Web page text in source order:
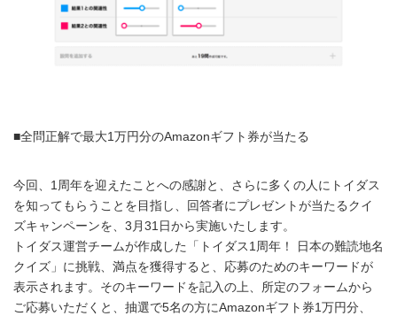
■全問正解で最大1万円分のAmazonギフト券が当たる
今回、1周年を迎えたことへの感謝と、さらに多くの人にトイダス
を知ってもらうことを目指し、回答者にプレゼントが当たるクイ
ズキャンペーンを、3月31日から実施いたします。
トイダス運営チームが作成した「トイダス1周年！ 日本の難読地名
クイズ」に挑戦、満点を獲得すると、応募のためのキーワードが
表示されます。そのキーワードを記入の上、所定のフォームから
ご応募いただくと、抽選で5名の方にAmazonギフト券1万円分、